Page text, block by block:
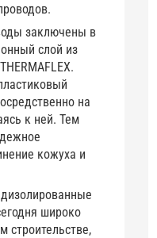
заключены в
слой из
на
к ней. Тем
кожуха и
широко
строительстве,